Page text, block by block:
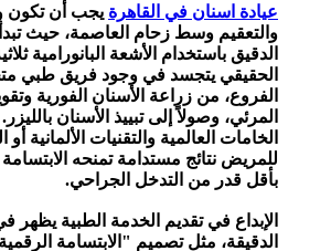
عيادة اسنان في القاهرة يجب أن تكون
والتعقيم وسط زحام العاصمة، حيث
الدقيق باستخدام الأشعة البانورامية
الحقيقي يتجسد في وجود فريق طبي
الفروع، من زراعة الأسنان الفورية
المرئي، وصولاً إلى تبييذ الأسنان
الخامات العالمية والتقنيات الألمانية
للمريض نتائج مستدامة تمنحه
بأقل قدر من التدخل الجراحي.
الإبداع في تقديم الخدمة الطبية يظهر